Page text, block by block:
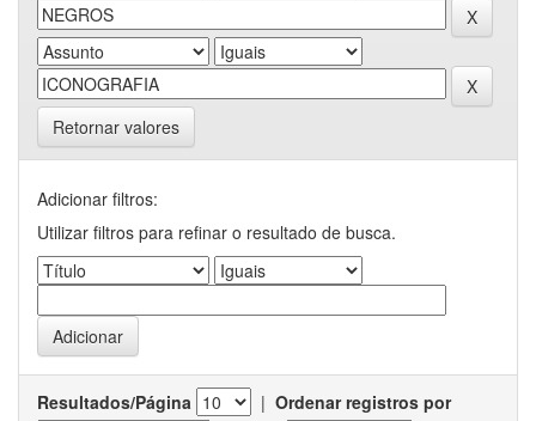
Retornar valores
Adicionar filtros:
Utilizar filtros para refinar o resultado de busca.
Resultados/Página | Ordenar registros por